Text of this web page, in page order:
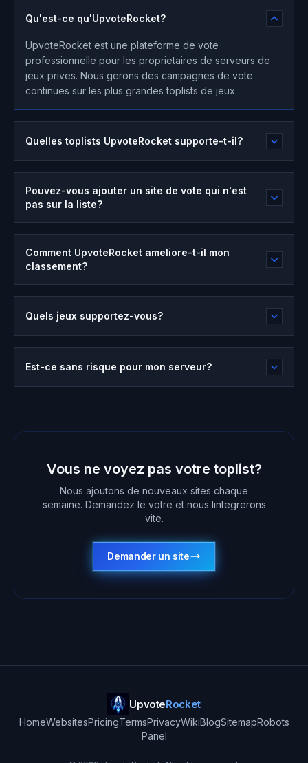
Qu'est-ce qu'UpvoteRocket?
UpvoteRocket est une plateforme de vote
professionnelle pour les proprietaires de serveurs de
jeux prives. Nous gerons des campagnes de vote
continues sur les plus grandes toplists de jeux.
Quelles toplists UpvoteRocket supporte-t-il?
Pouvez-vous ajouter un site de vote qui n'est
pas sur la liste?
Comment UpvoteRocket ameliore-t-il mon
classement?
Quels jeux supportez-vous?
Est-ce sans risque pour mon serveur?
Vous ne voyez pas votre toplist?
Nous ajoutons de nouveaux sites chaque
semaine. Demandez le votre et nous lintegrerons
vite.
Demander un site
UpvoteRocket
HomeWebsitesPricingTermsPrivacyWikiBlogSitemapRobots
Panel